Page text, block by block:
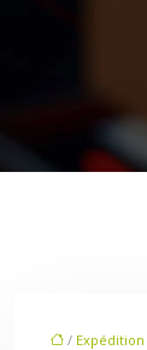
/ Expédition